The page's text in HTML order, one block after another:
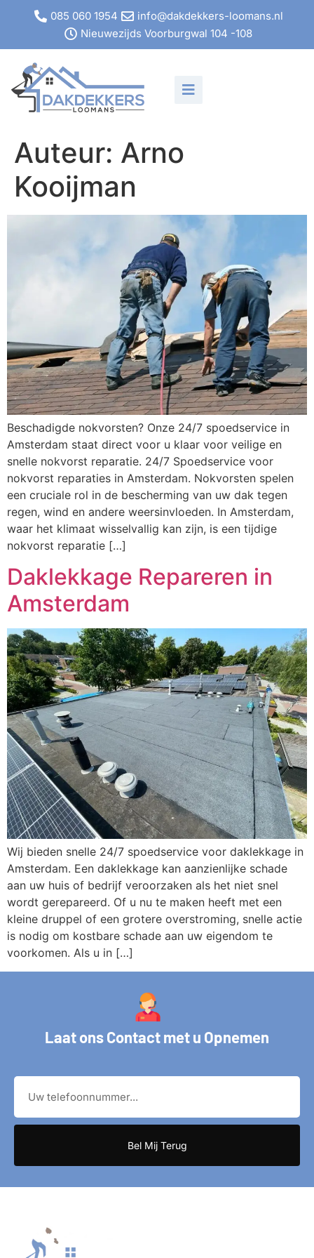
085 060 1954
info@dakdekkers-loomans.nl
Nieuwezijds Voorburgwal 104 -108
Auteur: Arno
Kooijman
Beschadigde nokvorsten? Onze 24/7 spoedservice in
Amsterdam staat direct voor u klaar voor veilige en
snelle nokvorst reparatie. 24/7 Spoedservice voor
nokvorst reparaties in Amsterdam. Nokvorsten spelen
een cruciale rol in de bescherming van uw dak tegen
regen, wind en andere weersinvloeden. In Amsterdam,
waar het klimaat wisselvallig kan zijn, is een tijdige
nokvorst reparatie […]
Daklekkage Repareren in
Amsterdam
Wij bieden snelle 24/7 spoedservice voor daklekkage in
Amsterdam. Een daklekkage kan aanzienlijke schade
aan uw huis of bedrijf veroorzaken als het niet snel
wordt gerepareerd. Of u nu te maken heeft met een
kleine druppel of een grotere overstroming, snelle actie
is nodig om kostbare schade aan uw eigendom te
voorkomen. Als u in […]
Laat ons Contact met u Opnemen
Bel Mij Terug